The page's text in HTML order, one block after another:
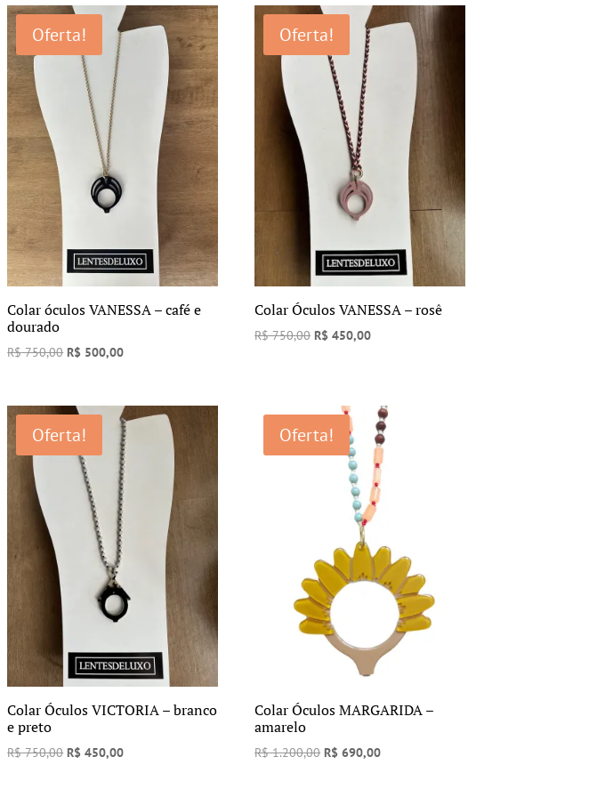
era:
R$ 750,00.
é:
R$ 450,00.
R$ 750,00.R$ 450,00.
Oferta!
Colar óculos VANESSA – café e
dourado
R$750,00 O
era:
R$ 750,00.
R$ 500,00O
é:
R$ 500,00.
Oferta!
Colar Óculos VANESSA – rosê
R$750,00 O
R$ 750,00.
R$ 450,00O
R$ 450,00.
Oferta!
Colar Óculos VICTORIA – branco
e preto
R$750,00 O
R$ 450,00O
Oferta!
Colar Óculos MARGARIDA –
amarelo
R$1.200,00 O
R$ 690,00O